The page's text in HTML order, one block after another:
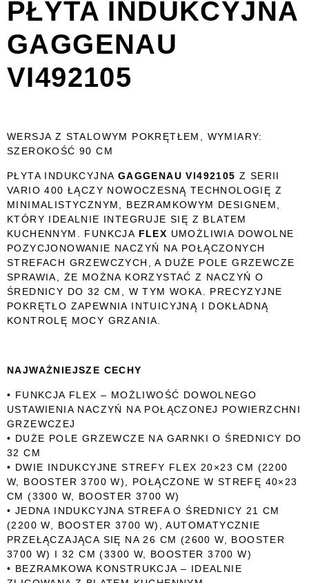
PŁYTA INDUKCYJNA
GAGGENAU
VI492105
WERSJA Z STALOWYM POKRĘTŁEM, WYMIARY:
SZEROKOŚĆ 90 CM
PŁYTA INDUKCYJNA GAGGENAU VI492105 Z SERII
VARIO 400 ŁĄCZY NOWOCZESNĄ TECHNOLOGIĘ Z
MINIMALISTYCZNYM, BEZRAMKOWYM DESIGNEM,
KTÓRY IDEALNIE INTEGRUJE SIĘ Z BLATEM
KUCHENNYM. FUNKCJA FLEX UMOŻLIWIA DOWOLNE
POZYCJONOWANIE NACZYŃ NA POŁĄCZONYCH
STREFACH GRZEWCZYCH, A DUŻE POLE GRZEWCZE
SPRAWIA, ŻE MOŻNA KORZYSTAĆ Z NACZYŃ O
ŚREDNICY DO 32 CM, W TYM WOKA. PRECYZYJNE
POKRĘTŁO ZAPEWNIA INTUICYJNĄ I DOKŁADNĄ
KONTROLĘ MOCY GRZANIA.
NAJWAŻNIEJSZE CECHY
• FUNKCJA FLEX – MOŻLIWOŚĆ DOWOLNEGO
USTAWIENIA NACZYŃ NA POŁĄCZONEJ POWIERZCHNI
GRZEWCZEJ
• DUŻE POLE GRZEWCZE NA GARNKI O ŚREDNICY DO
32 CM
• DWIE INDUKCYJNE STREFY FLEX 20×23 CM (2200
W, BOOSTER 3700 W), POŁĄCZONE W STREFĘ 40×23
CM (3300 W, BOOSTER 3700 W)
• JEDNA INDUKCYJNA STREFA O ŚREDNICY 21 CM
(2200 W, BOOSTER 3700 W), AUTOMATYCZNIE
PRZEŁĄCZAJĄCA SIĘ NA 26 CM (2600 W, BOOSTER
3700 W) I 32 CM (3300 W, BOOSTER 3700 W)
• BEZRAMKOWA KONSTRUKCJA – IDEALNIE